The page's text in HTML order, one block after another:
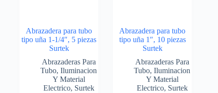
Abrazadera para tubo
tipo uña 1-1/4″, 5 piezas
Surtek
Abrazaderas Para
Tubo,Iluminacion
Y Material
Electrico, Surtek
Abrazadera para tubo
tipo uña 1″, 10 piezas
Surtek
Abrazaderas Para
Tubo,Iluminacion
Y Material
Electrico, Surtek